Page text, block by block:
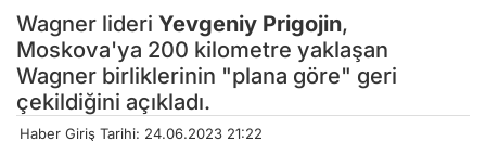
Wagner lideri Yevgeniy Prigojin,
Moskova'ya 200 kilometre yaklaşan
Wagner birliklerinin "plana göre" geri
çekildiğini açıkladı.
Haber Giriş Tarihi: 24.06.2023 21:22